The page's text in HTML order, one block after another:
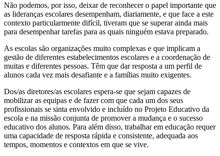
Não podemos, por isso, deixar de reconhecer o papel importante que
as lideranças escolares desempenham, diariamente, e que face a este
contexto particularmente difícil, tiveram que se superar ainda mais
para desempenhar tarefas para as quais ninguém estava preparado.
As escolas são organizações muito complexas e que implicam a
gestão de diferentes estabelecimentos escolares e a coordenação de
muitas e diferentes pessoas. Têm que dar resposta a um perfil de
alunos cada vez mais desafiante e a famílias muito exigentes.
Dos/as diretores/as escolares espera-se que sejam capazes de
mobilizar as equipas e de fazer com que cada um dos seus
profissionais se sinta envolvido e incluído no Projeto Educativo da
escola e na missão conjunta de promover a mudança e o sucesso
educativo dos alunos. Para além disso, trabalhar em educação requer
uma capacidade de resposta rápida e consistente, adequada aos
tempos, momentos e contextos em que se vive.